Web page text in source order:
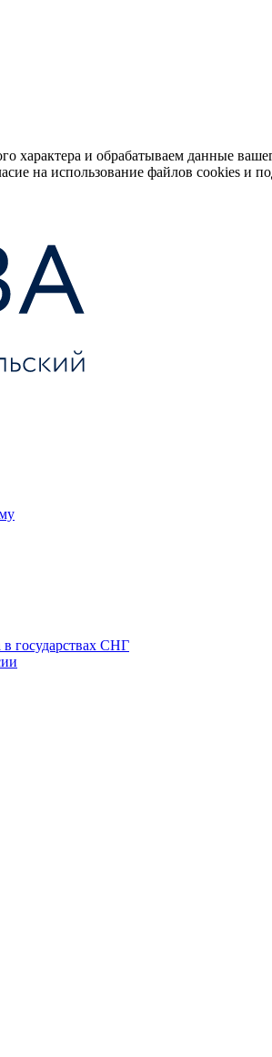
характера и обрабатываем данные
на использование файлов cookies и
государствах СНГ